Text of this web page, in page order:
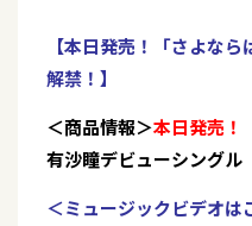
【本日発売！「さよな
解禁！】
＜商品情報＞本日発売！
有沙瞳デビューシングル
＜ミュージックビデオは